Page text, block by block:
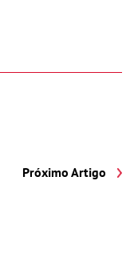
Próximo Artigo